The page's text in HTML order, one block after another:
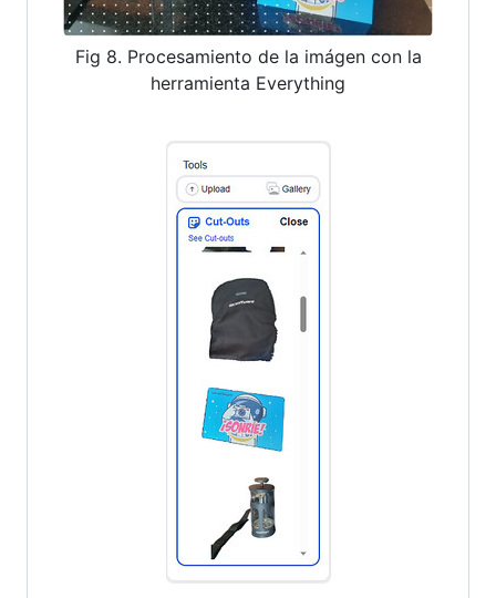
Fig 8. Procesamiento de la imágen con la
herramienta Everything